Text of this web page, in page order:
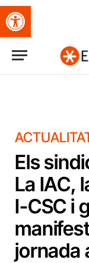
Obre la barra d'eines
Els
La IAC,
I-CSC i
jornada